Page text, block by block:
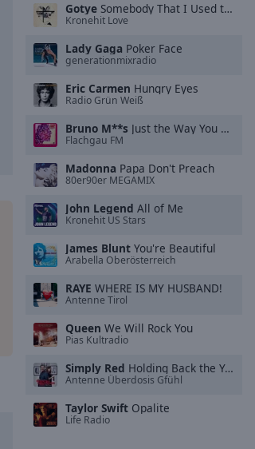
Gotye Somebody That I Used to Know
Kronehit Love
Lady Gaga Poker Face
generationmixradio
Eric Carmen Hungry Eyes
Radio Grün Weiß
Bruno M**s Just the Way You Are
Flachgau FM
Madonna Papa Don't Preach
80er90er MEGAMIX
John Legend All of Me
Kronehit US Stars
James Blunt You're Beautiful
Arabella Oberösterreich
RAYE WHERE IS MY HUSBAND!
Antenne Tirol
Queen We Will Rock You
Pias Kultradio
Simply Red Holding Back the Years
Antenne Überdosis Gfühl
Taylor Swift Opalite
Life Radio